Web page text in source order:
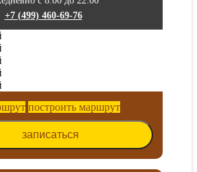
+7 (499) 460-69-76
построить маршрут
записаться